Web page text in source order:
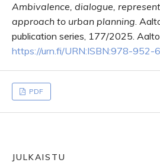
Ambivalence, dialogue,
approach to urban planning.
publication series, 177/2025.
https://urn.fi/URN:ISBN:978-
PDF
JULKAISTU